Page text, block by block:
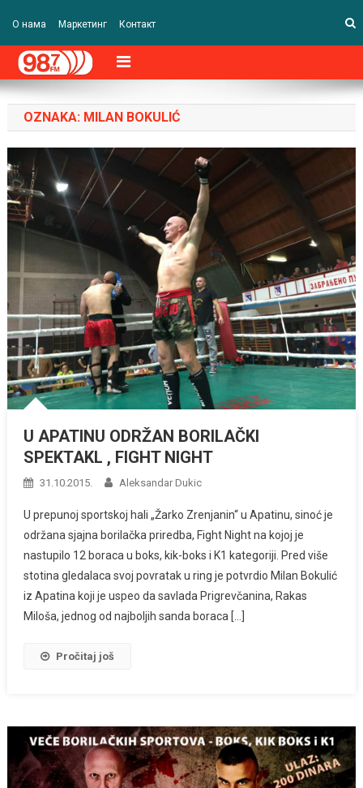
О нама Маркетинг Контакт
OZNAKA: MILAN BOKULIĆ
U APATINU ODRŽAN BORILAČKI
SPEKTAKL , FIGHT NIGHT
31.10.2015. Aleksandar Dukic
U prepunoj sportskoj hali „Žarko Zrenjanin“ u Apatinu, sinoć je
održana sjajna borilačka priredba, Fight Night na kojoj je
nastupilo 12 boraca u boks, kik-boks i K1 kategoriji. Pred više
stotina gledalaca svoj povratak u ring je potvrdio Milan Bokulić
iz Apatina koji je uspeo da savlada Prigrevčanina, Rakas
Miloša, jednog od najboljih sanda boraca […]
Pročitaj još